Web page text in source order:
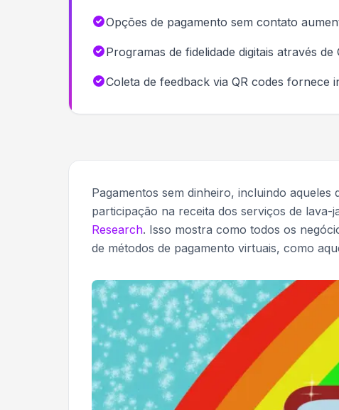
Opções de pagamento sem contato
Programas de fidelidade digitais através
Coleta de feedback via QR codes fornece
Pagamentos sem dinheiro, incluindo
participação na receita dos serviços de
Research. Isso mostra como todos os
de métodos de pagamento virtuais, como